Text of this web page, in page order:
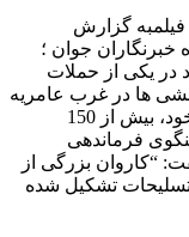
+ فیلمبه گزارش
جوان ؛
در یکی از حملات
ها در غرب عامریه
واقع در فلوجه را شناسایی و با حمله هوایی خود، بیش از 150
فرماندهی
“کاروان بزرگی از
مجهز به تسلیحات تشکیل شده